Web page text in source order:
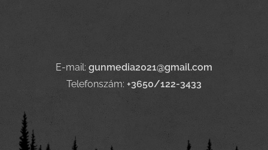
E-mail: gunmedia2021@gmail.com
Telefonszám: +3650/122-3433